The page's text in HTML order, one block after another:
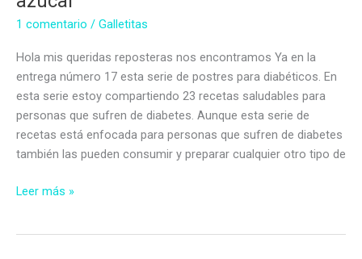
1 comentario / Galletitas
Hola mis queridas reposteras nos encontramos Ya en la
entrega número 17 esta serie de postres para diabéticos. En
esta serie estoy compartiendo 23 recetas saludables para
personas que sufren de diabetes. Aunque esta serie de
recetas está enfocada para personas que sufren de diabetes
también las pueden consumir y preparar cualquier otro tipo de
Hot
Leer más »